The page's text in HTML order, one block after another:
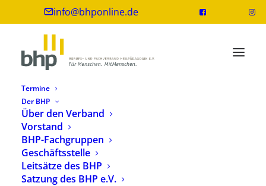
info@bhponline.de
Termine
Der BHP
Über den Verband
Vorstand
BHP-Fachgruppen
Geschäftsstelle
Leitsätze des BHP
Satzung des BHP e.V.